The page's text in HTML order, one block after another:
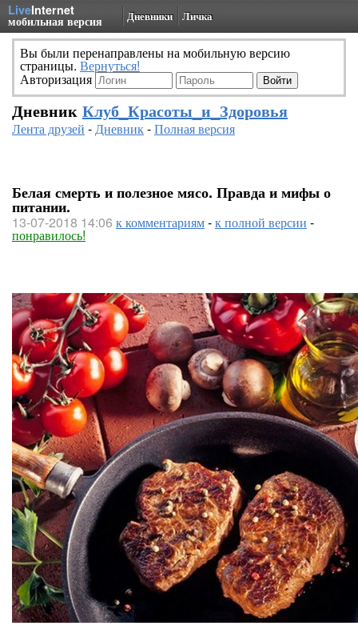
LiveInternet
мобильная версия Дневники Личка
Вы были перенаправлены на мобильную версию
страницы. Вернуться!
Авторизация
Дневник Клуб_Красоты_и_Здоровья
Лента друзей -Дневник-Полная версия
Белая смерть и полезное мясо. Правда и мифы о
питании.
13-07-2018 14:06 к комментариям-к полной версии -
понравилось!